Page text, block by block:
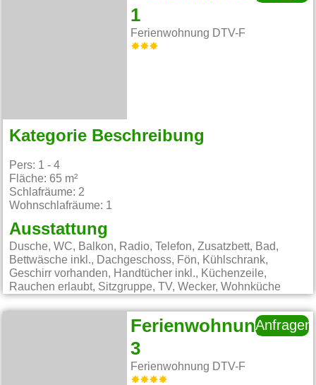
1
Ferienwohnung DTV-F
Kategorie Beschreibung
Pers: 1 - 4
Fläche: 65 m²
Schlafräume: 2
Wohnschlafräume: 1
Ausstattung
Dusche, WC, Balkon, Radio, Telefon, Zusatzbett, Bad,
Bettwäsche inkl., Dachgeschoss, Fön, Kühlschrank,
Geschirr vorhanden, Handtücher inkl., Küchenzeile,
Rauchen erlaubt, Sitzgruppe, TV, Wecker, Wohnküche
Ferienwohnung
3
Ferienwohnung DTV-F
Anfragen